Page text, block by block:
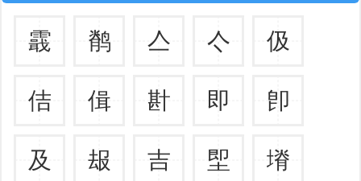
霵 鹡 亼 亽 伋
佶 偮 卙 即 卽
及 叝 吉 堲 塉